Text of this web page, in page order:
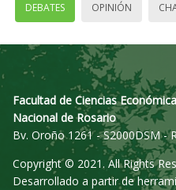
DEBATES OPINIÓN
Facultad de Ciencias
Nacional de Rosario
Bv. Oroño 1261 - S2000DSM -
Copyright © 2021. All Rights
Desarrollado a partir de